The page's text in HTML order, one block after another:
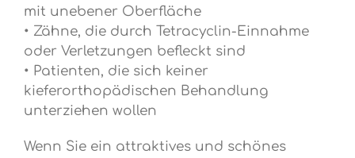
mit unebener Oberfläche
• Zähne, die durch Tetracyclin-Einnahme
oder Verletzungen befleckt sind
• Patienten, die sich keiner
kieferorthopädischen Behandlung
unterziehen wollen
Wenn Sie ein attraktives und schönes